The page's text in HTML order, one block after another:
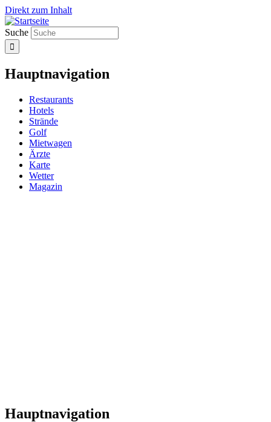
Direkt zum Inhalt
Suche
Hauptnavigation
Restaurants
Hotels
Strände
Golf
Mietwagen
Ärzte
Karte
Wetter
Magazin
Hauptnavigation